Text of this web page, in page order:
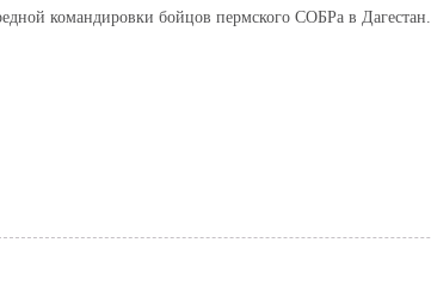
командировки бойцов пермского СОБРа в Дагестан.